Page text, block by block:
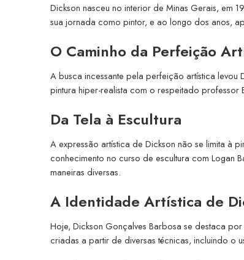
Dickson nasceu no interior de Minas Gerais, em
sua jornada como pintor, e ao longo dos anos,
O Caminho da Perfeição
A busca incessante pela perfeição artística
pintura hiper-realista com o respeitado professor
Da Tela à Escultura
A expressão artística de Dickson não se limita à
conhecimento no curso de escultura com Logan
maneiras diversas.
A Identidade Artística de
Hoje, Dickson Gonçalves Barbosa se destaca por
criadas a partir de diversas técnicas, incluindo o